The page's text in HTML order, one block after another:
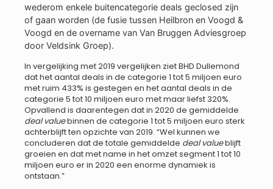
wederom enkele buitencategorie deals geclosed zijn
of gaan worden (de fusie tussen Heilbron en Voogd &
Voogd en de overname van Van Bruggen Adviesgroep
door Veldsink Groep).
In vergelijking met 2019 vergelijken ziet BHD Dullemond
dat het aantal deals in de categorie 1 tot 5 miljoen euro
met ruim 433% is gestegen en het aantal deals in de
categorie 5 tot 10 miljoen euro met maar liefst 320%.
Opvallend is daarentegen dat in 2020 de gemiddelde
deal valuebinnen de categorie 1 tot 5 miljoen euro sterk
achterblijft ten opzichte van 2019. “Wel kunnen we
concluderen dat de totale gemiddelde deal valueblijft
groeien en dat met name in het omzet segment 1 tot 10
miljoen euro er in 2020 een enorme dynamiek is
ontstaan.”